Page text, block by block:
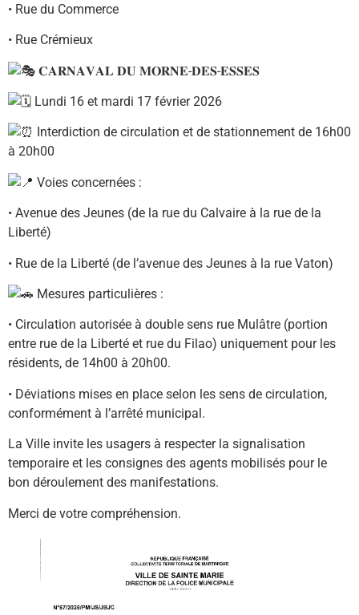
• Rue du Commerce
• Rue Crémieux
𝐂𝐀𝐑𝐍𝐀𝐕𝐀𝐋 𝐃𝐔 𝐌𝐎𝐑𝐍𝐄-𝐃𝐄𝐒-𝐄𝐒𝐒𝐄𝐒
Lundi 16 et mardi 17 février 2026
Interdiction de circulation et de stationnement de 16h00
à 20h00
Voies concernées :
• Avenue des Jeunes (de la rue du Calvaire à la rue de la
Liberté)
• Rue de la Liberté (de l’avenue des Jeunes à la rue Vaton)
Mesures particulières :
• Circulation autorisée à double sens rue Mulâtre (portion
entre rue de la Liberté et rue du Filao) uniquement pour les
résidents, de 14h00 à 20h00.
• Déviations mises en place selon les sens de circulation,
conformément à l’arrêté municipal.
La Ville invite les usagers à respecter la signalisation
temporaire et les consignes des agents mobilisés pour le
bon déroulement des manifestations.
Merci de votre compréhension.